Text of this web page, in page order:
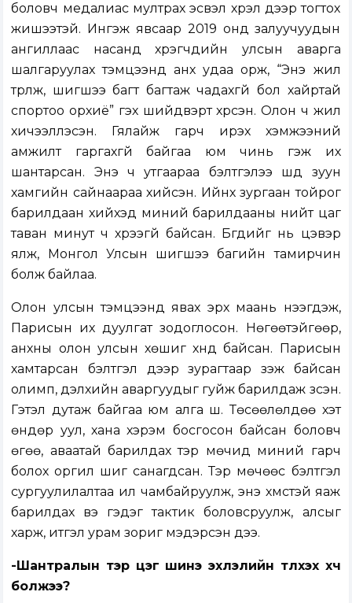
боловч медалиас мултрах эсвэл хүрэл дээр тогтох
жишээтэй. Ингэж явсаар 2019 онд залуучуудын
ангиллаас насанд хүрэгчдийн улсын аварга
шалгаруулах тэмцээнд анх удаа орж, “Энэ жил
түрүүлж, шигшээ багт багтаж чадахгүй бол хайртай
спортоо орхиё” гэх шийдвэрт хүрсэн. Олон ч жил
хичээллэсэн. Гялайж гарч ирэх хэмжээний
амжилт гаргахгүй байгаа юм чинь гэж их
шантарсан. Энэ ч утгаараа бэлтгэлээ шүд зуун
хамгийн сайнаараа хийсэн. Ийнхүү зургаан тойрог
барилдаан хийхэд миний барилдааны нийт цаг
таван минут ч хүрээгүй байсан. Бүгдийг нь цэвэр
ялж, Монгол Улсын шигшээ багийн тамирчин
болж байлаа.
Олон улсын тэмцээнд явах эрх маань нээгдэж,
Парисын их дуулгат зодоглосон. Нөгөөтэйгөөр,
анхны олон улсын хөшиг хүнд байсан. Парисын
хамтарсан бэлтгэл дээр зурагтаар үзэж байсан
олимп, дэлхийн аваргуудыг гуйж барилдаж үзсэн.
Гэтэл дутаж байгаа юм алга шүү. Төсөөлөлдөө хэт
өндөр уул, хана хэрэм босгосон байсан боловч
өгөө, аваатай барилдах тэр мөчид миний гарч
болох оргил шиг санагдсан. Тэр мөчөөс бэлтгэл
сургуулилалтаа илүү чамбайруулж, энэ хүмүүстэй яаж
барилдах вэ гэдэг тактик боловсруулж, алсыг
харж, итгэл урам зориг мэдэрсэн дээ.
-Шантралын тэр цэг шинэ эхлэлийн түлхэх хүч
болжээ?